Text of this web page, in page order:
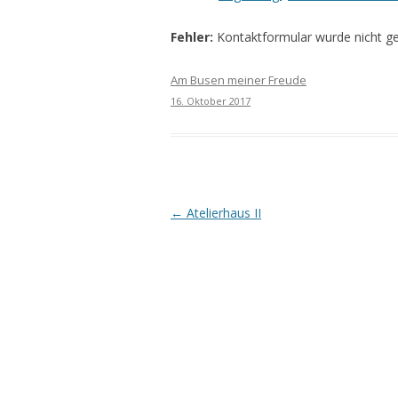
Fehler: Kontaktformular wurde nicht
Am Busen meiner Freude
16. Oktober 2017
Beitrags-
← Atelierhaus II